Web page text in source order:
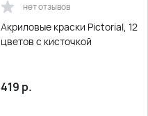
нет отзывов
Акриловые краски Pictorial, 12
цветов с кисточкой
419 р.